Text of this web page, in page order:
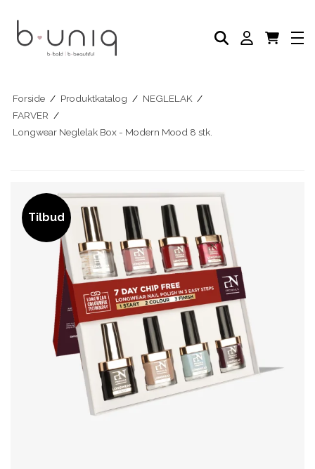
PLEJE PRODUKTER
AKADEMI
PROFESSIONELLE PRODUKTER
BLOG
Forside / Produktkatalog / NEGLELAK /
FARVER /
Longwear Neglelak Box - Modern Mood 8 stk.
Tilbud